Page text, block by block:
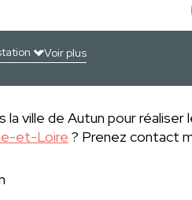
Voir plus
ville de Autun pour réaliser
et-Loire ? Prenez contact